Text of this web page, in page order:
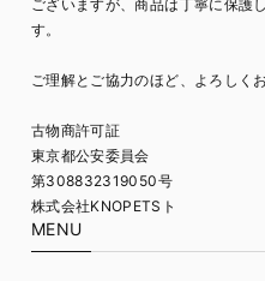
ございますが、商品は丁寧に保護
す。
ご理解とご協力のほど、よろしく
古物商許可証
東京都公安委員会
第308832319050号
株式会社KNOPETSト
MENU